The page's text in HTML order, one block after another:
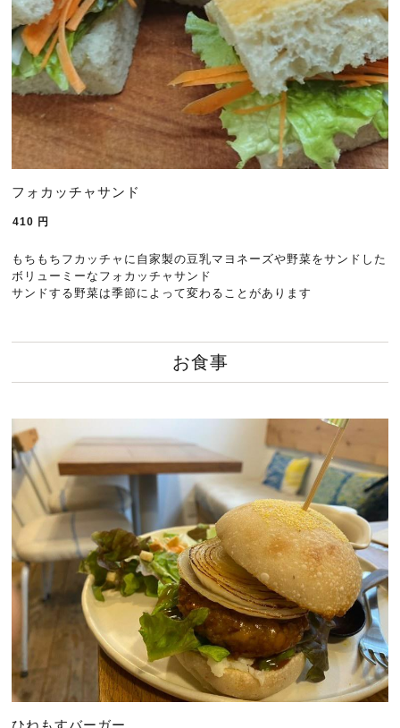
フォカッチャサンド
410 円
もちもちフカッチャに自家製の豆乳マヨネーズや野菜をサンドした
ボリューミーなフォカッチャサンド
サンドする野菜は季節によって変わることがあります
お食事
ひねもすバーガー